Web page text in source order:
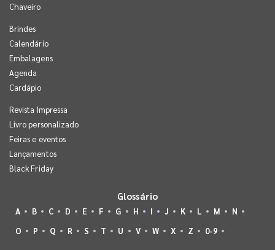
Chaveiro
Brindes
Calendário
Embalagens
Agenda
Cardápio
Revista Impressa
Livro personalizado
Feiras e eventos
Lançamentos
Black Friday
Glossário
A B C D E F G H I J K L M
N
O
P Q R S T U V W X Z 0-9